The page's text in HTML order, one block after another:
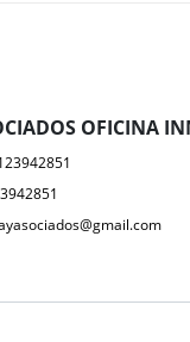
OFICINA